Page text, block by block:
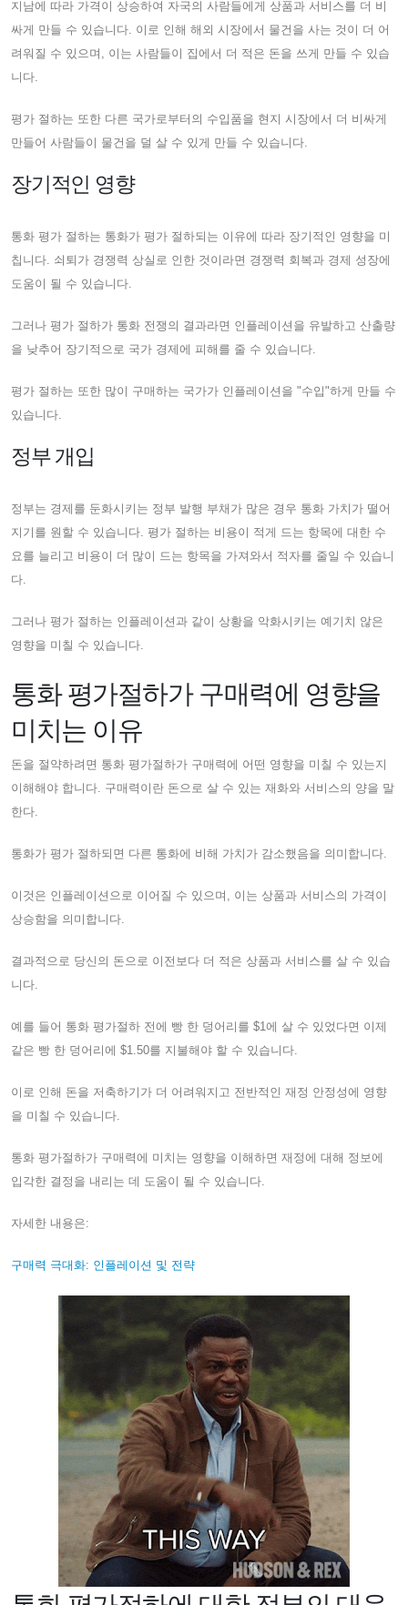
지남에 따라 가격이 상승하여 자국의 사람들에게 상품과 서비스를 더 비
싸게 만들 수 있습니다. 이로 인해 해외 시장에서 물건을 사는 것이 더 어
려워질 수 있으며, 이는 사람들이 집에서 더 적은 돈을 쓰게 만들 수 있습
니다.
평가 절하는 또한 다른 국가로부터의 수입품을 현지 시장에서 더 비싸게
만들어 사람들이 물건을 덜 살 수 있게 만들 수 있습니다.
장기적인 영향
통화 평가 절하는 통화가 평가 절하되는 이유에 따라 장기적인 영향을 미
칩니다. 쇠퇴가 경쟁력 상실로 인한 것이라면 경쟁력 회복과 경제 성장에
도움이 될 수 있습니다.
그러나 평가 절하가 통화 전쟁의 결과라면 인플레이션을 유발하고 산출량
을 낮추어 장기적으로 국가 경제에 피해를 줄 수 있습니다.
평가 절하는 또한 많이 구매하는 국가가 인플레이션을 "수입"하게 만들 수
있습니다.
정부 개입
정부는 경제를 둔화시키는 정부 발행 부채가 많은 경우 통화 가치가 떨어
지기를 원할 수 있습니다. 평가 절하는 비용이 적게 드는 항목에 대한 수
요를 늘리고 비용이 더 많이 드는 항목을 가져와서 적자를 줄일 수 있습니
다.
그러나 평가 절하는 인플레이션과 같이 상황을 악화시키는 예기치 않은
영향을 미칠 수 있습니다.
통화 평가절하가 구매력에 영향을
미치는 이유
돈을 절약하려면 통화 평가절하가 구매력에 어떤 영향을 미칠 수 있는지
이해해야 합니다. 구매력이란 돈으로 살 수 있는 재화와 서비스의 양을 말
한다.
통화가 평가 절하되면 다른 통화에 비해 가치가 감소했음을 의미합니다.
이것은 인플레이션으로 이어질 수 있으며, 이는 상품과 서비스의 가격이
상승함을 의미합니다.
결과적으로 당신의 돈으로 이전보다 더 적은 상품과 서비스를 살 수 있습
니다.
예를 들어 통화 평가절하 전에 빵 한 덩어리를 $1에 살 수 있었다면 이제
같은 빵 한 덩어리에 $1.50를 지불해야 할 수 있습니다.
이로 인해 돈을 저축하기가 더 어려워지고 전반적인 재정 안정성에 영향
을 미칠 수 있습니다.
통화 평가절하가 구매력에 미치는 영향을 이해하면 재정에 대해 정보에
입각한 결정을 내리는 데 도움이 될 수 있습니다.
자세한 내용은:
구매력 극대화: 인플레이션 및 전략